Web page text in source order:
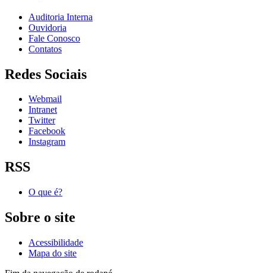
Auditoria Interna
Ouvidoria
Fale Conosco
Contatos
Redes Sociais
Webmail
Intranet
Twitter
Facebook
Instagram
RSS
O que é?
Sobre o site
Acessibilidade
Mapa do site